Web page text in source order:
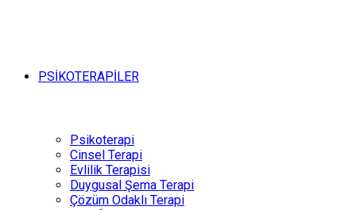
PSİKOTERAPİLER
Psikoterapi
Cinsel Terapi
Evlilik Terapisi
Duygusal Şema Terapi
Çözüm Odaklı Terapi